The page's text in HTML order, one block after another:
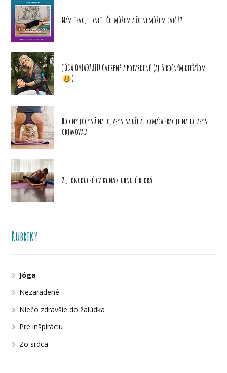
Mám “svoje dni”. Čo môžem a čo nemôžem cvičiť?
JÓGA OMLADZUJE! Overené a potvrdené (aj 5 ročným dieťaťom
).
Hodiny jógy sú na to, aby si sa učila, domáca prax je na to, aby si
objavovala
2 jednoduché cviky na ztuhnuté bedrá
Rubriky
Jóga
Nezaradené
Niečo zdravšie do žalúdka
Pre inšpiráciu
Zo srdca